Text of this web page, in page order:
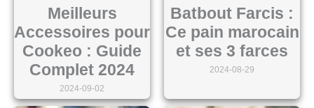
Meilleurs
Accessoires pour
Cookeo : Guide
Complet 2024
2024-09-02
Batbout Farcis :
Ce pain marocain
et ses 3 farces
2024-08-29